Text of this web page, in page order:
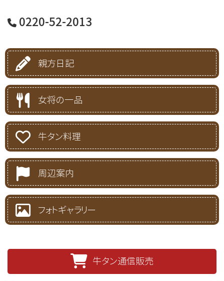
0220-52-2013
親方日記
女将の一品
牛タン料理
周辺案内
フォトギャラリー
牛タン通信販売